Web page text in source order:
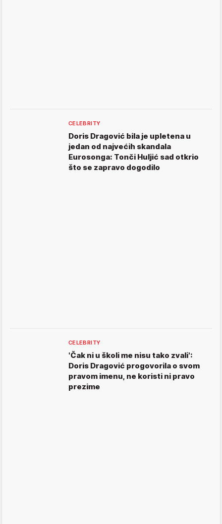
CELEBRITY
Doris Dragović bila je upletena u
jedan od najvećih skandala
Eurosonga: Tonči Huljić sad otkrio
što se zapravo dogodilo
CELEBRITY
'Čak ni u školi me nisu tako zvali':
Doris Dragović progovorila o svom
pravom imenu, ne koristi ni pravo
prezime